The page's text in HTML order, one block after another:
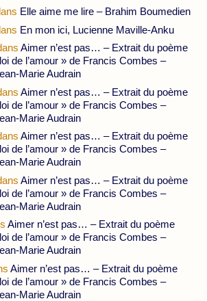
Elle aime me lire – Brahim Boumedien
En mon ici, Lucienne Maville-Anku
Aimer n’est pas… – Extrait du poème
de l’amour » de Francis Combes –
Marie Audrain
Aimer n’est pas… – Extrait du poème
de l’amour » de Francis Combes –
Marie Audrain
Aimer n’est pas… – Extrait du poème
de l’amour » de Francis Combes –
Marie Audrain
Aimer n’est pas… – Extrait du poème
de l’amour » de Francis Combes –
Marie Audrain
Aimer n’est pas… – Extrait du poème
de l’amour » de Francis Combes –
Marie Audrain
Aimer n’est pas… – Extrait du poème
de l’amour » de Francis Combes –
Marie Audrain